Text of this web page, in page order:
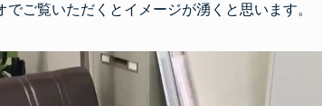
ご覧いただくとイメージが湧くと思います。